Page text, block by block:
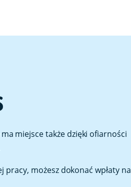
miejsce także dzięki ofiarności
pracy, możesz dokonać wpłaty na